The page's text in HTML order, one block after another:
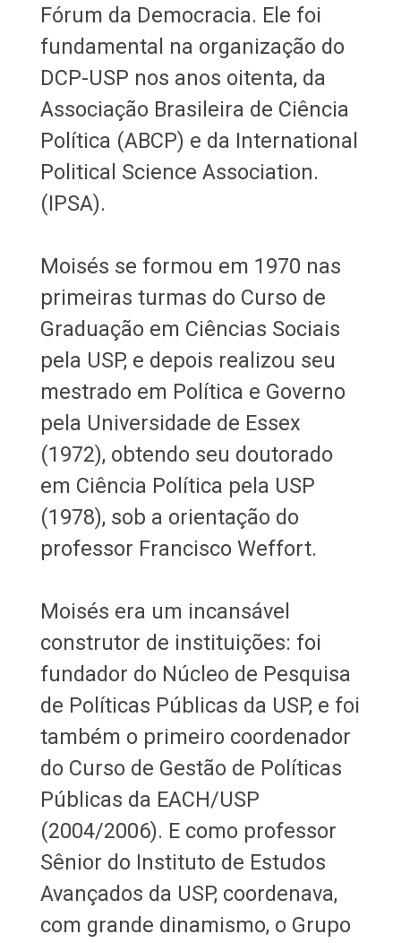
Fórum da Democracia. Ele foi
fundamental na organização do
DCP-USP nos anos oitenta, da
Associação Brasileira de Ciência
Política (ABCP) e da International
Political Science Association.
(IPSA).
Moisés se formou em 1970 nas
primeiras turmas do Curso de
Graduação em Ciências Sociais
pela USP, e depois realizou seu
mestrado em Política e Governo
pela Universidade de Essex
(1972), obtendo seu doutorado
em Ciência Política pela USP
(1978), sob a orientação do
professor Francisco Weffort.
Moisés era um incansável
construtor de instituições: foi
fundador do Núcleo de Pesquisa
de Políticas Públicas da USP, e foi
também o primeiro coordenador
do Curso de Gestão de Políticas
Públicas da EACH/USP
(2004/2006). E como professor
Sênior do Instituto de Estudos
Avançados da USP, coordenava,
com grande dinamismo, o Grupo